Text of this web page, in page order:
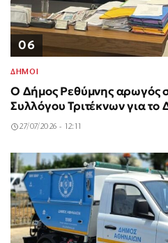
06
ΔΗΜΟΙ
Ο Δήμος Ρεθύμνης αρωγός
Συλλόγου Τριτέκνων για
27/07/2026 - 12:11